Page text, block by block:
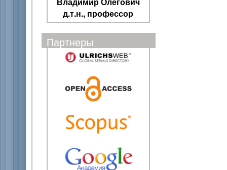
д.т.н., профессор
Партнеры